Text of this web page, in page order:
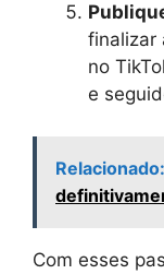
finalizar
no
e
Relacionado:
Com esses